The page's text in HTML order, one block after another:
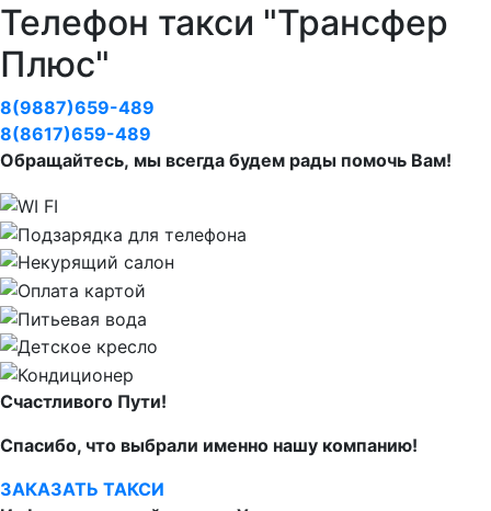
Телефон такси "Трансфер
Плюс"
8(9887)659-489
8(8617)659-489
Обращайтесь, мы всегда будем рады помочь Вам!
Счастливого Пути!
Спасибо, что выбрали именно нашу компанию!
ЗАКАЗАТЬ ТАКСИ